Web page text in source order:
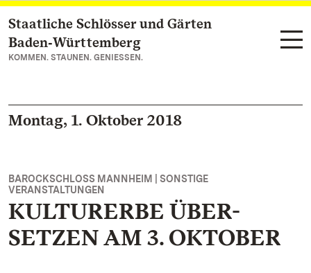
Zum Hauptinhalt springen
Staatliche Schlösser und Gärten
Baden‑Württemberg
KOMMEN. STAUNEN. GENIESSEN.
Montag, 1. Oktober 2018
BAROCKSCHLOSS MANNHEIM | SONSTIGE
VERANSTALTUNGEN
KULTURERBE ÜBER-
SETZEN AM 3. OKTOBER